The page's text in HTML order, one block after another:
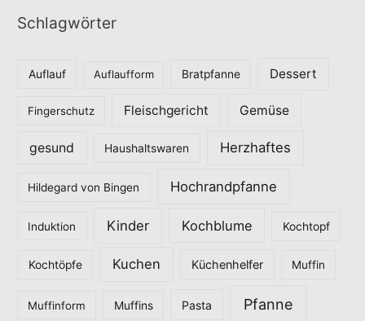
e
Schlagwörter
Auflauf Auflaufform Bratpfanne Dessert
Fingerschutz Fleischgericht Gemüse
gesund Haushaltswaren Herzhaftes
Hildegard von Bingen Hochrandpfanne
Induktion Kinder Kochblume Kochtopf
Kochtöpfe Kuchen Küchenhelfer Muffin
Muffinform Muffins Pasta Pfanne